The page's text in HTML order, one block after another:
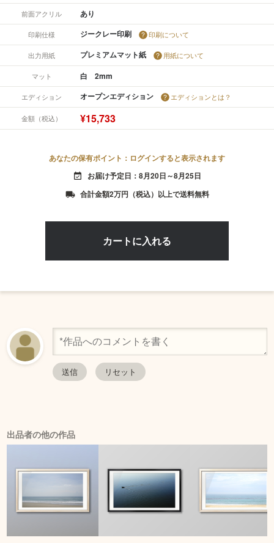
前面アクリル あり
印刷仕様 ジークレー印刷 印刷について
出力用紙 プレミアムマット紙 用紙について
マット 白 2mm
エディション オープンエディション エディションとは？
金額（税込） ¥15,733
あなたの保有ポイント：ログインすると表示されます
event_available お届け予定日：8月20日～8月25日
local_shipping 合計金額2万円（税込）以上で送料無料
出品者の他の作品